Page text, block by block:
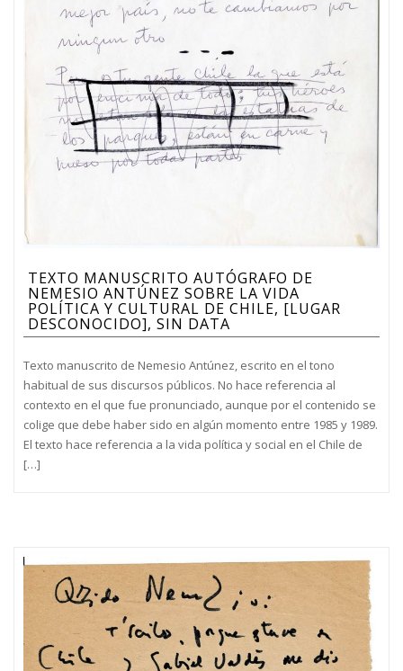
TEXTO MANUSCRITO AUTÓGRAFO DE
NEMESIO ANTÚNEZ SOBRE LA VIDA
POLÍTICA Y CULTURAL DE CHILE, [LUGAR
DESCONOCIDO], SIN DATA
Texto manuscrito de Nemesio Antúnez, escrito en el tono
habitual de sus discursos públicos. No hace referencia al
contexto en el que fue pronunciado, aunque por el contenido se
colige que debe haber sido en algún momento entre 1985 y 1989.
El texto hace referencia a la vida política y social en el Chile de
[…]